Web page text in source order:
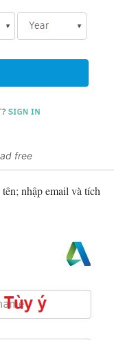
free
nhập email và tích